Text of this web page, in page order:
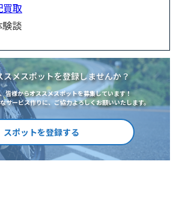
買取
談
スメスポットを登録しませんか？
皆様からオススメスポットを募集しています！
サービス作りに、ご協力よろしくお願いいたします。
スポットを登録する